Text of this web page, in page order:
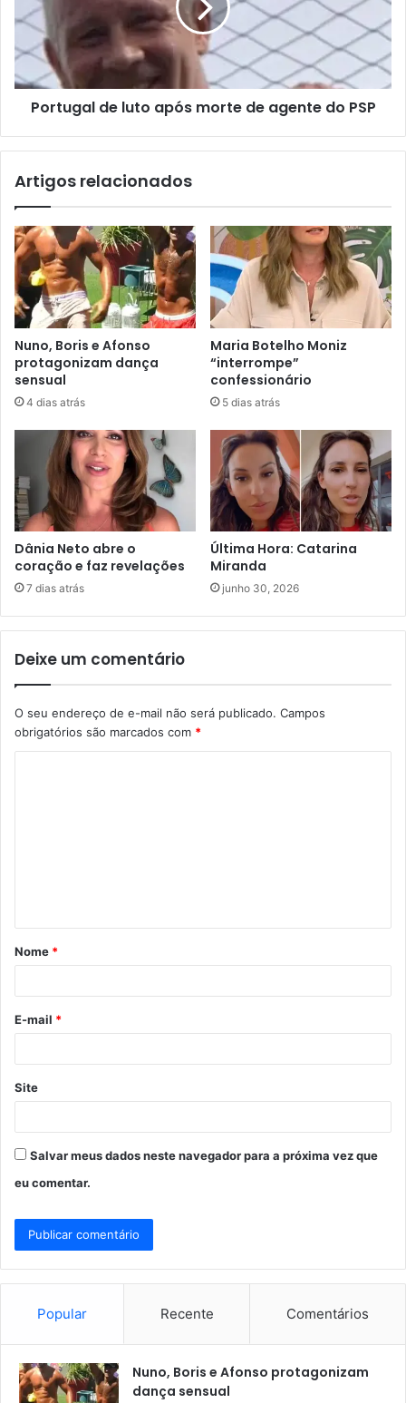
Portugal de luto após morte de agente do PSP
Artigos relacionados
Nuno, Boris e Afonso
protagonizam dança
sensual
4 dias atrás
Maria Botelho Moniz
“interrompe”
confessionário
5 dias atrás
Dânia Neto abre o
coração e faz revelações
7 dias atrás
Última Hora: Catarina
Miranda
junho 30, 2026
Deixe um comentário
O seu endereço de e-mail não será publicado. Campos
obrigatórios são marcados com *
á
r
*
Nome *
E-mail *
Site
Salvar meus dados neste navegador para a próxima vez que
eu comentar.
Popular Recente Comentários
Nuno, Boris e Afonso protagonizam
dança sensual